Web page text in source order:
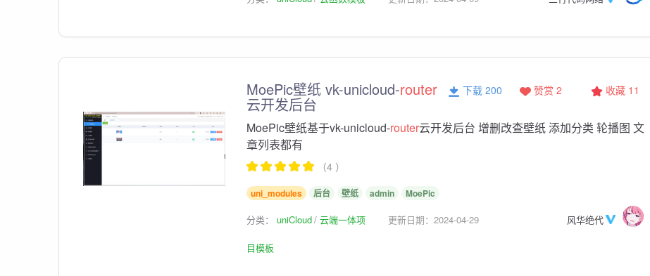
MoePic壁纸 vk-unicloud-router
云开发后台
收藏 11
赞赏 2
下载 200
MoePic壁纸基于vk-unicloud-router云开发后台 增删改查壁纸 添加分类 轮播图 文
章列表都有
（4 ）
uni_modules 后台 壁纸 admin MoePic
分类： uniCloud 云端一体项
目模板
更新日期：2024-04-29 风华绝代